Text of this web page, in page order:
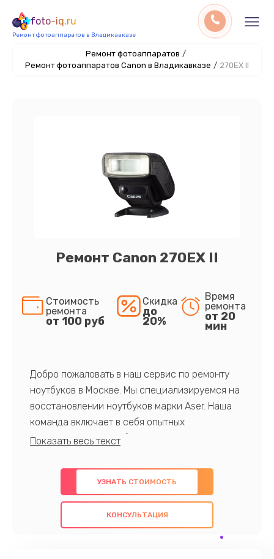
foto-iq.ru
Ремонт фотоаппаратов в Владикавказе
Ремонт фотоаппаратов /
Ремонт фотоаппаратов Canon в Владикавказе / 270EX II
Ремонт Canon 270EX II
Стоимость
ремонта
от 100 руб
Скидка
до
20%
Время
ремонта
от 20
мин
Добро пожаловать в наш сервис по ремонту
ноутбуков в Москве. Мы специализируемся на
восстановлении ноутбуков марки Aser. Наша
команда включает в себя опытных
профессионалов с обширными знаниями и
предлагаем быстрый и качественный ремонт с
использованием оригинальных компонентов, а
также гарантируем качество всех
проведенных работ. Наша цель - предоставить
УЗНАТЬ СТОИМОСТЬ
КОНСУЛЬТАЦИЯ